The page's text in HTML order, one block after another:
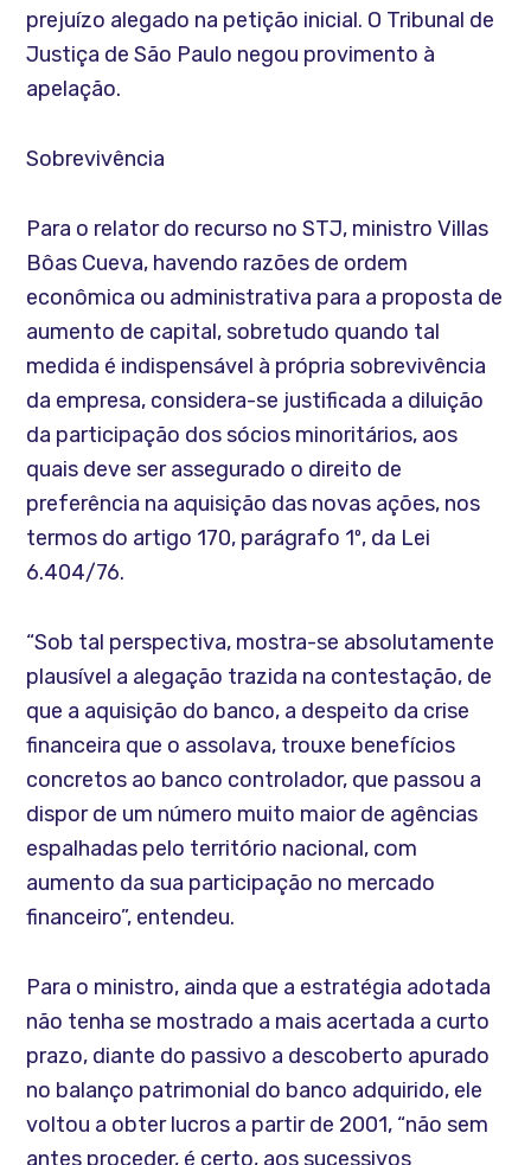
prejuízo alegado na petição inicial. O Tribunal de
Justiça de São Paulo negou provimento à
apelação.
Sobrevivência
Para o relator do recurso no STJ, ministro Villas
Bôas Cueva, havendo razões de ordem
econômica ou administrativa para a proposta de
aumento de capital, sobretudo quando tal
medida é indispensável à própria sobrevivência
da empresa, considera-se justificada a diluição
da participação dos sócios minoritários, aos
quais deve ser assegurado o direito de
preferência na aquisição das novas ações, nos
termos do artigo 170, parágrafo 1º, da Lei
6.404/76.
“Sob tal perspectiva, mostra-se absolutamente
plausível a alegação trazida na contestação, de
que a aquisição do banco, a despeito da crise
financeira que o assolava, trouxe benefícios
concretos ao banco controlador, que passou a
dispor de um número muito maior de agências
espalhadas pelo território nacional, com
aumento da sua participação no mercado
financeiro”, entendeu.
Para o ministro, ainda que a estratégia adotada
não tenha se mostrado a mais acertada a curto
prazo, diante do passivo a descoberto apurado
no balanço patrimonial do banco adquirido, ele
voltou a obter lucros a partir de 2001, “não sem
antes proceder, é certo, aos sucessivos